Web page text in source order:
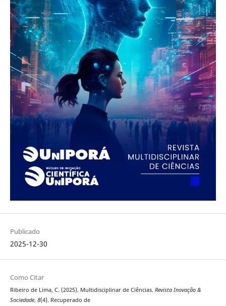
Publicado
2025-12-30
Como Citar
Ribeiro de Lima, C. (2025). Multidisciplinar de Ciências. Revista Inovação &
Sociedade, 8(4). Recuperado de